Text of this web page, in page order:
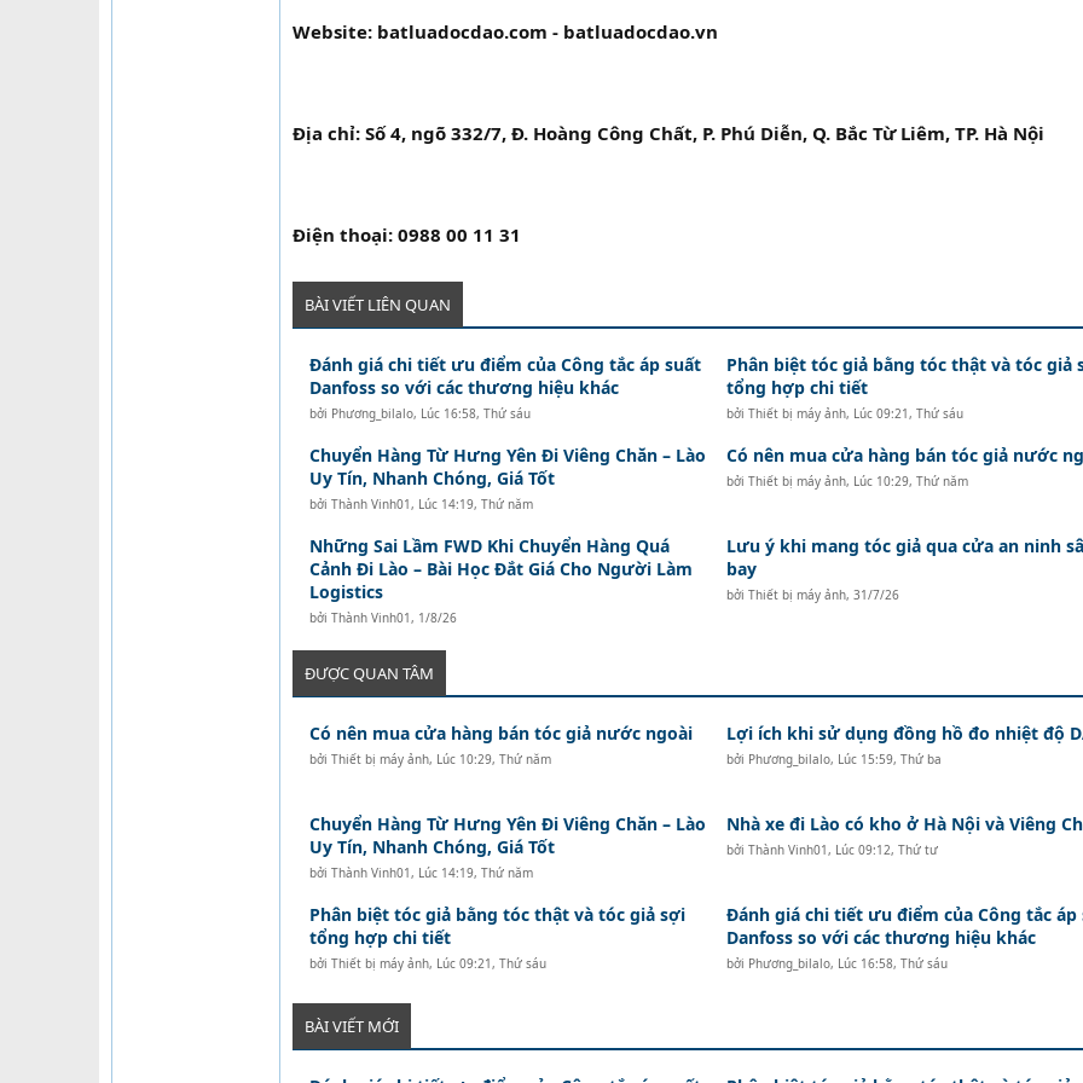
Website: batluadocdao.com - batluadocdao.vn
Địa chỉ: Số 4, ngõ 332/7, Đ. Hoàng Công Chất, P. Phú Diễn, Q. Bắc Từ Liêm, TP. Hà Nội
Điện thoại: 0988 00 11 31
BÀI VIẾT LIÊN QUAN
Đánh giá chi tiết ưu điểm của Công tắc áp suất
Danfoss so với các thương hiệu khác
bởi Phương_bilalo, Lúc 16:58, Thứ sáu
Phân biệt tóc giả bằng tóc thật và tóc giả
tổng hợp chi tiết
bởi Thiết bị máy ảnh, Lúc 09:21, Thứ sáu
Chuyển Hàng Từ Hưng Yên Đi Viêng Chăn – Lào
Uy Tín, Nhanh Chóng, Giá Tốt
bởi Thành Vinh01, Lúc 14:19, Thứ năm
Có nên mua cửa hàng bán tóc giả nước
bởi Thiết bị máy ảnh, Lúc 10:29, Thứ năm
Những Sai Lầm FWD Khi Chuyển Hàng Quá
Cảnh Đi Lào – Bài Học Đắt Giá Cho Người Làm
Logistics
bởi Thành Vinh01, 1/8/26
Lưu ý khi mang tóc giả qua cửa an ninh
bay
bởi Thiết bị máy ảnh, 31/7/26
ĐƯỢC QUAN TÂM
Có nên mua cửa hàng bán tóc giả nước ngoài
bởi Thiết bị máy ảnh, Lúc 10:29, Thứ năm
Lợi ích khi sử dụng đồng hồ đo nhiệt độ
bởi Phương_bilalo, Lúc 15:59, Thứ ba
Chuyển Hàng Từ Hưng Yên Đi Viêng Chăn – Lào
Uy Tín, Nhanh Chóng, Giá Tốt
bởi Thành Vinh01, Lúc 14:19, Thứ năm
Nhà xe đi Lào có kho ở Hà Nội và Viêng
bởi Thành Vinh01, Lúc 09:12, Thứ tư
Phân biệt tóc giả bằng tóc thật và tóc giả sợi
tổng hợp chi tiết
bởi Thiết bị máy ảnh, Lúc 09:21, Thứ sáu
Đánh giá chi tiết ưu điểm của Công tắc áp
Danfoss so với các thương hiệu khác
bởi Phương_bilalo, Lúc 16:58, Thứ sáu
BÀI VIẾT MỚI